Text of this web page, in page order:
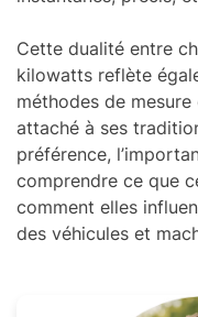
Cette dualité entre
kilowatts reflète
méthodes de
attaché à ses
préférence,
comprendre ce que
comment elles
des véhicules et